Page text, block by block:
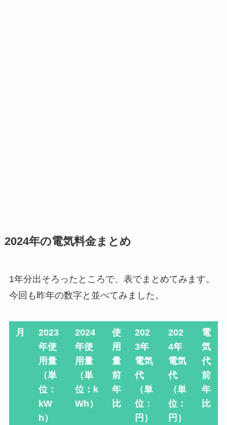
2024年の電気料金まとめ
1年分出そろったところで、表でまとめてみます。
今回も昨年の数字と並べてみました。
月
2023
年使
用量
（単
位：
kW
h）
2024
年使
用量
（単
位：k
Wh）
使
用
量
前
年
比
202
3年
電気
代
（単
位：
円）
202
4年
電気
代
（単
位：
円）
電
気
代
前
年
比